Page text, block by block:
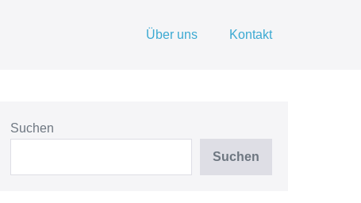
Über uns Kontakt
Suchen
Suchen